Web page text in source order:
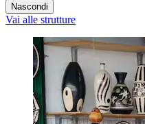
Nascondi
Vai alle strutture